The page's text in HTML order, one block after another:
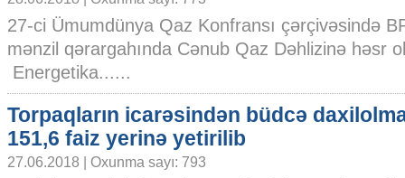
27-ci Ümumdünya Qaz Konfransı çərçivəsində
mənzil qərargahında Cənub Qaz Dəhlizinə həsr
Energetika......
Torpaqların icarəsindən büdcə
151,6 faiz yerinə yetirilib
27.06.2018 | Oxunma sayı: 793